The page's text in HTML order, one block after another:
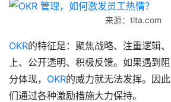
来源：tita.com
OKR的特征是：聚焦战略、注重逻辑
上、公开透明、积极反馈。如果遇到
分体现， OKR的威力就无法发挥。因
们通过各种激励措施大力保持。